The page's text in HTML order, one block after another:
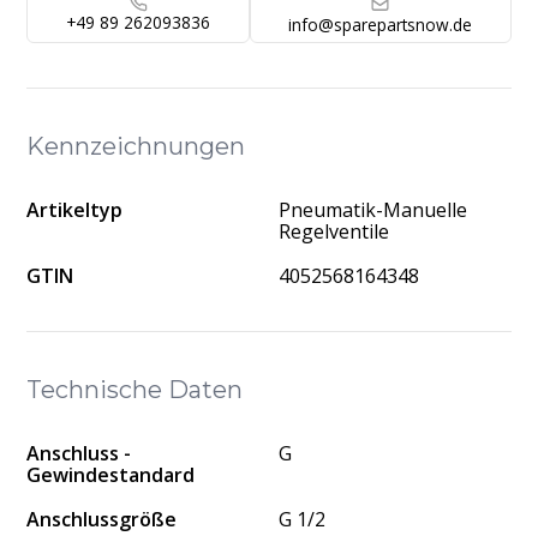
Technische Daten
Anschluss -
Gewindestandard
G
Anschlussgröße
G 1/2
+49 89 262093836 info@sparepartsnow.de
Kennzeichnungen
Artikeltyp
Pneumatik-Manuelle
Regelventile
GTIN
4052568164348